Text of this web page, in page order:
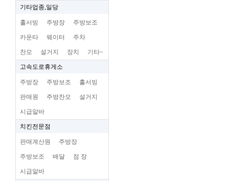
기타업종,일당
홀서빙 주방장 주방보조
카운타 웨이터 주차
찬모 설거지 장치 기타~
고속도로휴게소
주방장 주방보조 홀서빙
판매원 주방찬모 설거지
시급알바
치킨전문점
판매계산원 주방장
주방보조 배달 점 장
시급알바